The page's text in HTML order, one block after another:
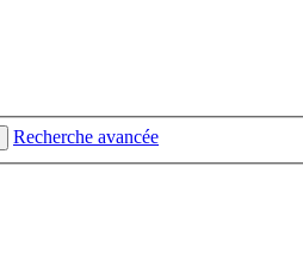
Recherche avancée